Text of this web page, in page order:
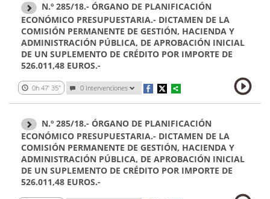
N.º 285/18.- ÓRGANO DE PLANIFICACIÓN
ECONÓMICO PRESUPUESTARIA.- DICTAMEN DE LA
COMISIÓN PERMANENTE DE GESTIÓN, HACIENDA Y
ADMINISTRACIÓN PÚBLICA, DE APROBACIÓN INICIAL
DE UN SUPLEMENTO DE CRÉDITO POR IMPORTE DE
526.011,48 EUROS.-
0h 47' 35'' 0 Intervenciones
N.º 285/18.- ÓRGANO DE PLANIFICACIÓN
ECONÓMICO PRESUPUESTARIA.- DICTAMEN DE LA
COMISIÓN PERMANENTE DE GESTIÓN, HACIENDA Y
ADMINISTRACIÓN PÚBLICA, DE APROBACIÓN INICIAL
DE UN SUPLEMENTO DE CRÉDITO POR IMPORTE DE
526.011,48 EUROS.-